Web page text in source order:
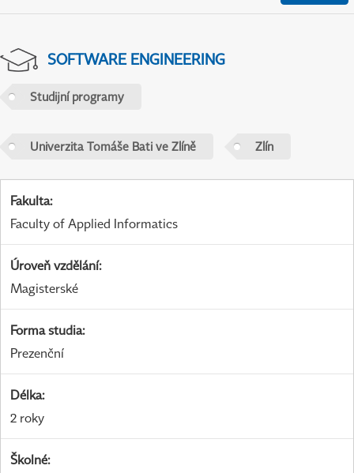
SOFTWARE ENGINEERING
Studijní programy
Univerzita Tomáše Bati ve Zlíně Zlín
Fakulta:
Faculty of Applied Informatics
Úroveň vzdělání:
Magisterské
Forma studia:
Prezenční
Délka:
2 roky
Školné: